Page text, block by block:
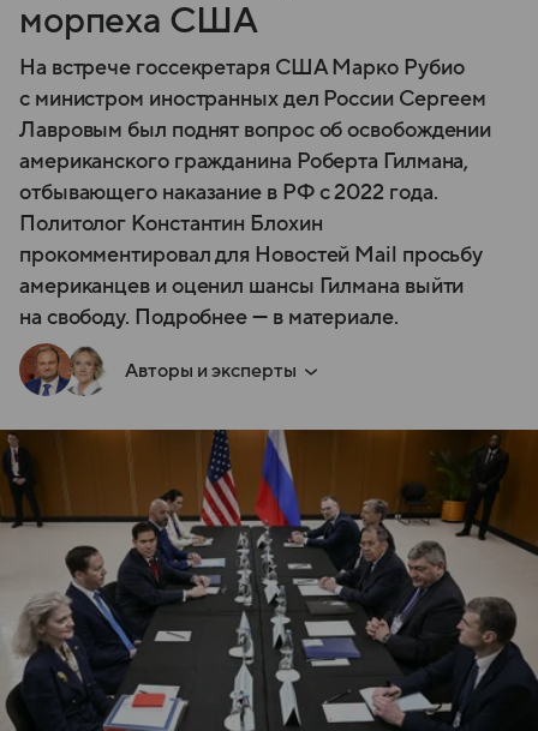
морпеха США
На встрече госсекретаря США Марко Рубио
с министром иностранных дел России Сергеем
Лавровым был поднят вопрос об освобождении
американского гражданина Роберта Гилмана,
отбывающего наказание в РФ с 2022 года.
Политолог Константин Блохин
прокомментировал для Новостей Mail просьбу
американцев и оценил шансы Гилмана выйти
на свободу. Подробнее — в материале.
Авторы и эксперты